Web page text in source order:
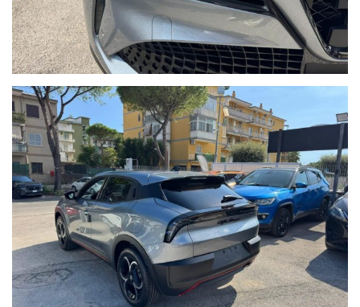
NB.
Il costo del passaggio di proprieta' varia in base ai kw della
vettura , ed è a carico dell'acquirente salvo diverse offerte.
il valore della permuta puo' essere stabilito solo previa visione.
Ricordiamo che la dotazione tecnica e gli optional potrebbero, in
alcuni casi, differire dall'effettivo equipaggiamento della vettura.
RICCI CAR SRL declina ogni responsabilità per eventuali
incongruenze, che non rappresentano un impegno contrattuale"
ORARI:
Dal lunedi al sabato:
-09:00 / 13:00
-15:00 / 19:30
Per Ulteriori Informazioni e per visionare contattateci saremo a
vostra completa disposizione!